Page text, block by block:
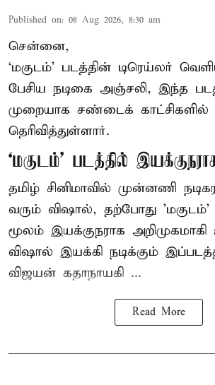
Published on: 08 Aug 2026, 8:30 am
சென்னை,
‘மகுடம்’ படத்தின் டிரெய்லர்
பேசிய நடிகை அஞ்சலி, இந்த
முறையாக சண்டைக் காட்சிகளில்
தெரிவித்துள்ளார்.
‘மகுடம்’ படத்தில்
தமிழ் சினிமாவில் முன்னணி
வரும் விஷால், தற்போது 'மகுடம்'
மூலம் இயக்குநராக
விஷால் இயக்கி நடிக்கும்
விஜயன் கதாநாயகி ...
Read More